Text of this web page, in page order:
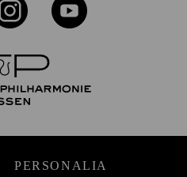
PERSONALIA